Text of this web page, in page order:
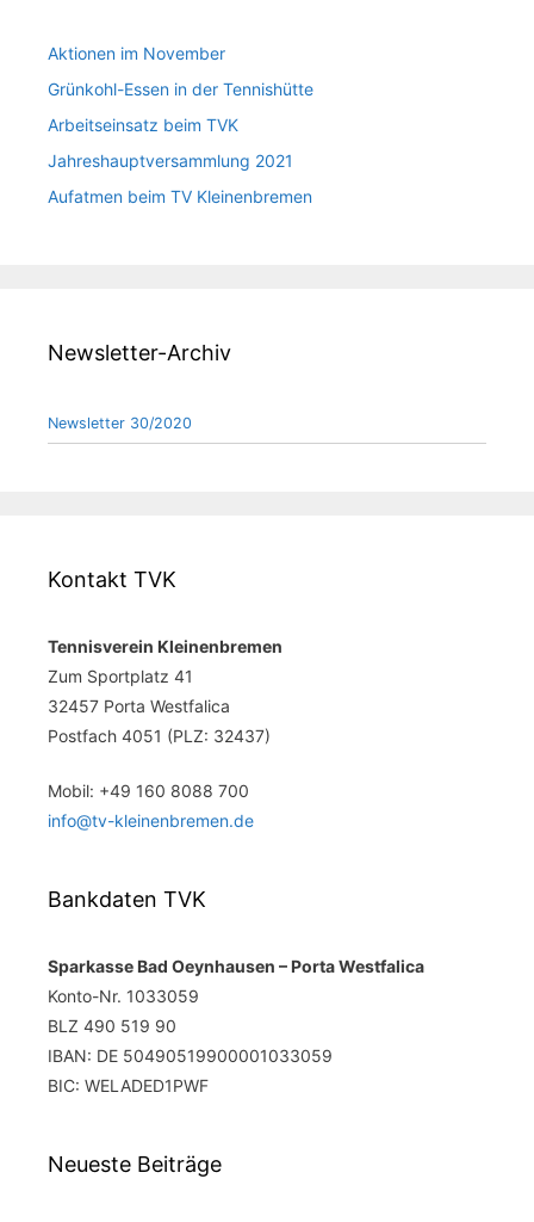
Aktionen im November
Grünkohl-Essen in der Tennishütte
Arbeitseinsatz beim TVK
Jahreshauptversammlung 2021
Aufatmen beim TV Kleinenbremen
Newsletter-Archiv
Newsletter 30/2020
Kontakt TVK
Tennisverein Kleinenbremen
Zum Sportplatz 41
32457 Porta Westfalica
Postfach 4051 (PLZ: 32437)
Mobil: +49 160 8088 700
info@tv-kleinenbremen.de
Bankdaten TVK
Sparkasse Bad Oeynhausen – Porta Westfalica
Konto-Nr. 1033059
BLZ 490 519 90
IBAN: DE 50490519900001033059
BIC: WELADED1PWF
Neueste Beiträge